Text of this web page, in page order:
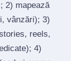
2) mapează
vânzări); 3)
reels,
4)